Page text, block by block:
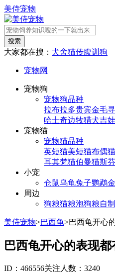
美侍宠物
搜索
大家都在搜： 犬舍猫传腹训狗
宠物网
宠物狗
宠物狗品种
拉布拉多贵宾金毛
哈士奇边牧猎犬吉
宠物猫
宠物猫品种
英短猫美短猫布偶猫
耳其梵猫伯曼猫斯
小宠
仓鼠乌龟兔子鹦鹉
周边
狗粮猫粮泡狗粮自
美侍宠物>巴西龟>巴西龟开心
巴西龟开心的表现
ID：466556关注人数：3240